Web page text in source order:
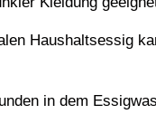
Haushaltsessig
in dem